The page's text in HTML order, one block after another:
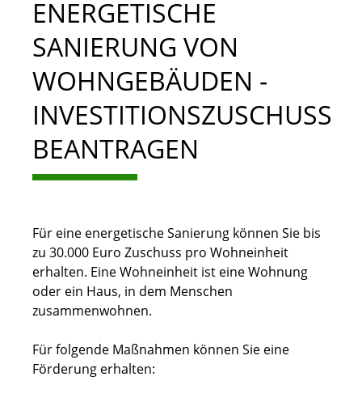
ENERGETISCHE
SANIERUNG VON
WOHNGEBÄUDEN -
INVESTITIONSZUSCHUSS
BEANTRAGEN
Für eine energetische Sanierung können Sie bis
zu 30.000 Euro Zuschuss pro Wohneinheit
erhalten. Eine Wohneinheit ist eine Wohnung
oder ein Haus, in dem Menschen
zusammenwohnen.
Für folgende Maßnahmen können Sie eine
Förderung erhalten: